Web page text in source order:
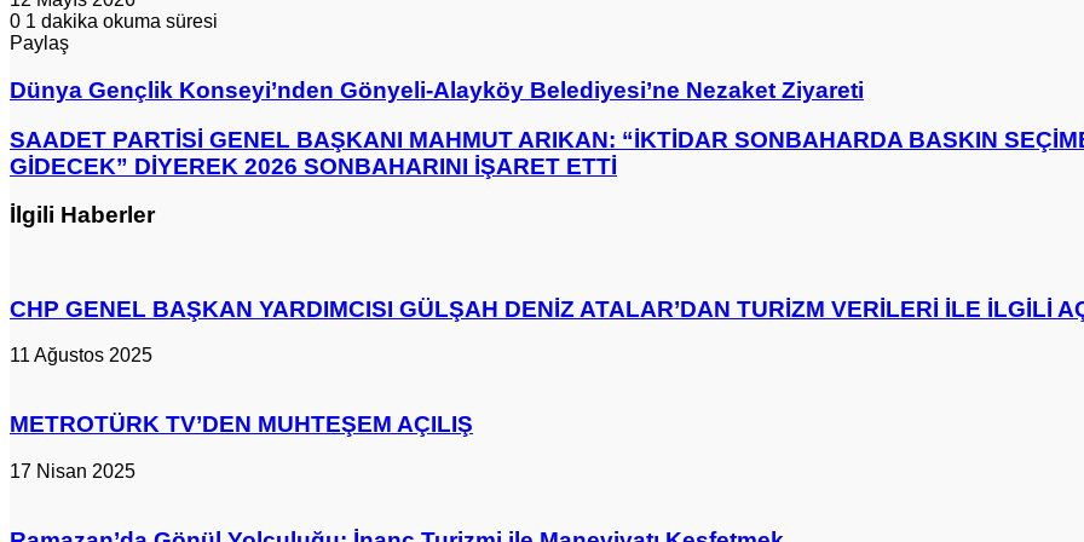
0 1 dakika okuma süresi
Paylaş
Posta
ile
paylaş
Dünya
Gençlik
Konseyi’nden
Gönyeli-
Alayköy
Nezaket
Dünya Gençlik Konseyi’nden Gönyeli-Alayköy Belediyesi’ne Nezaket Ziyareti
SAADET
PARTİSİ
GENEL
BAŞKANI
MAHMUT
BASKIN
GİDECEK”
SONBAHARINI
İŞARET
ETTİ
SAADET PARTİSİ GENEL BAŞKANI MAHMUT ARIKAN: “İKTİDAR SONBAHARDA BASKIN
GİDECEK” DİYEREK 2026 SONBAHARINI İŞARET ETTİ
İlgili Haberler
CHP GENEL BAŞKAN YARDIMCISI GÜLŞAH DENİZ ATALAR’DAN TURİZM VERİLERİ İLE İLGİLİ
11 Ağustos 2025
METROTÜRK TV’DEN MUHTEŞEM AÇILIŞ
17 Nisan 2025